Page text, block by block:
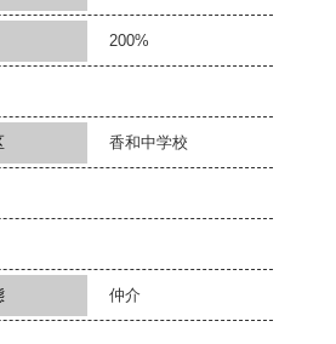
200%
香和中学校
仲介